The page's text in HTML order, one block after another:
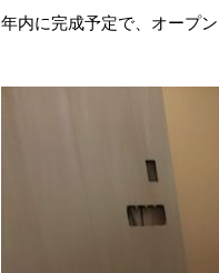
年内に完成予定で、オープ